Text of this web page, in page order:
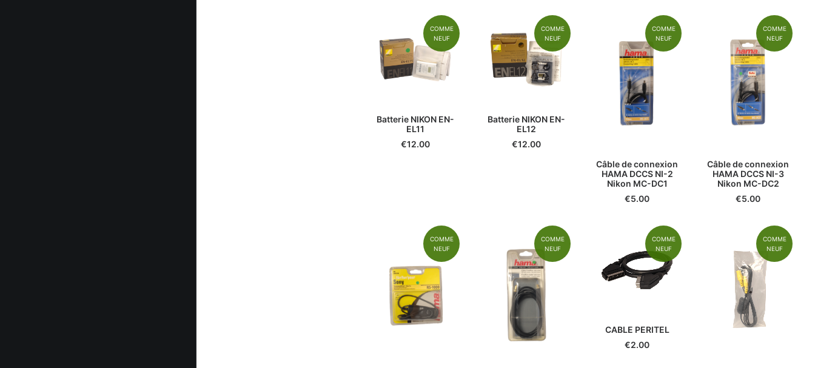
COMME
NEUF
Batterie NIKON EN-
EL11
€12.00
COMME
NEUF
Batterie NIKON EN-
EL12
€12.00
COMME
NEUF
Câble de connexion
HAMA DCCS NI-2
Nikon MC-DC1
€5.00
COMME
NEUF
Câble de connexion
HAMA DCCS NI-3
Nikon MC-DC2
€5.00
COMME
NEUF
COMME
NEUF
COMME
NEUF
CABLE PERITEL
€2.00
COMME
NEUF